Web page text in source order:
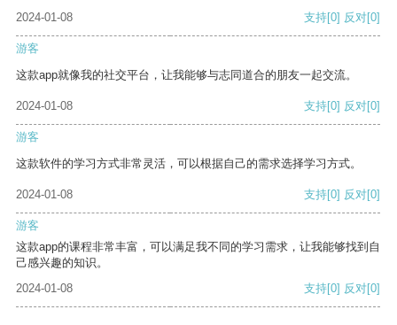
2024-01-08
支持[0] 反对[0]
游客
这款app就像我的社交平台，让我能够与志同道合的朋友一起交流。
2024-01-08 支持[0] 反对[0]
游客
这款软件的学习方式非常灵活，可以根据自己的需求选择学习方式。
2024-01-08 支持[0] 反对[0]
游客
这款app的课程非常丰富，可以满足我不同的学习需求，让我能够找到自
己感兴趣的知识。
2024-01-08
支持[0] 反对[0]